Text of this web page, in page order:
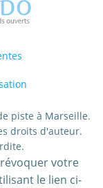
piste à Marseille.
droits d'auteur.
votre
le lien ci-